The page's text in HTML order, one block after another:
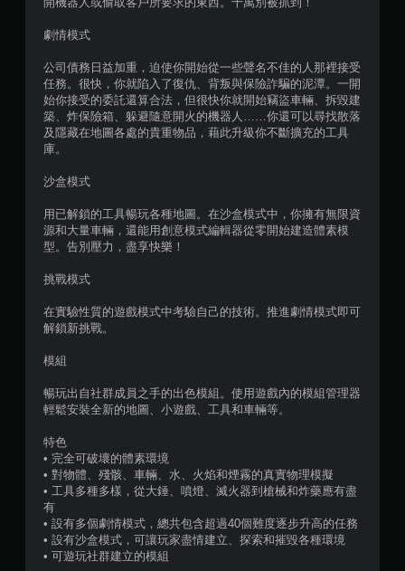
劇情模式
公司債務日益加重，迫使你開始從一些聲名不佳的人那裡接受
任務。很快，你就陷入了復仇、背叛與保險詐騙的泥潭。一開
始你接受的委託還算合法，但很快你就開始竊盜車輛、拆毀建
築、炸保險箱、躲避隨意開火的機器人……你還可以尋找散落
及隱藏在地圖各處的貴重物品，藉此升級你不斷擴充的工具
庫。
沙盒模式
用已解鎖的工具暢玩各種地圖。在沙盒模式中，你擁有無限資
源和大量車輛，還能用創意模式編輯器從零開始建造體素模
型。告別壓力，盡享快樂！
挑戰模式
在實驗性質的遊戲模式中考驗自己的技術。推進劇情模式即可
解鎖新挑戰。
模組
暢玩出自社群成員之手的出色模組。使用遊戲內的模組管理器
輕鬆安裝全新的地圖、小遊戲、工具和車輛等。
特色
• 完全可破壞的體素環境
• 對物體、殘骸、車輛、水、火焰和煙霧的真實物理模擬
• 工具多種多樣，從大錘、噴燈、滅火器到槍械和炸藥應有盡
有
• 設有多個劇情模式，總共包含超過40個難度逐步升高的任務
• 設有沙盒模式，可讓玩家盡情建立、探索和摧毀各種環境
• 可遊玩社群建立的模組